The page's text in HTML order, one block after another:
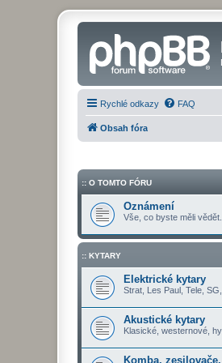
Rychlé odkazy FAQ
Obsah fóra
:: O TOMTO FÓRU
Oznámení
Vše, co byste měli
:: KYTARY
Elektrické kytary
Strat, Les Paul, Tele,
Akustické kytary
Klasické, westernové,
Komba,